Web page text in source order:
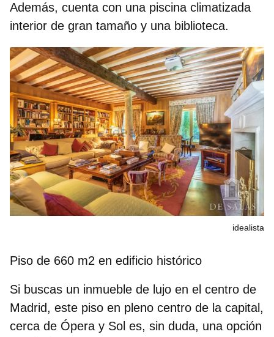
Además, cuenta con una piscina climatizada
interior de gran tamaño y una biblioteca.
idealista
Piso de 660 m2 en edificio histórico
Si buscas un inmueble de lujo en el centro de
Madrid, este piso en pleno centro de la capital,
cerca de Ópera y Sol es, sin duda, una opción